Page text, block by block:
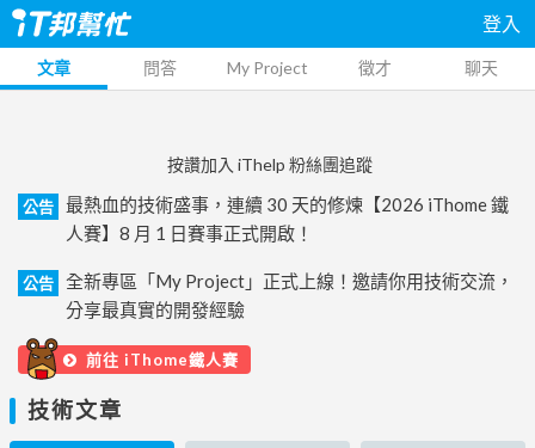
登入
文章 問答 My Project 徵才 聊天
按讚加入 iThelp 粉絲團追蹤
公告
最熱血的技術盛事，連續 30 天的修煉【2026 iThome 鐵
人賽】8 月 1 日賽事正式開啟！
公告
全新專區「My Project」正式上線！邀請你用技術交流，
分享最真實的開發經驗
前往 iThome鐵人賽
技術文章